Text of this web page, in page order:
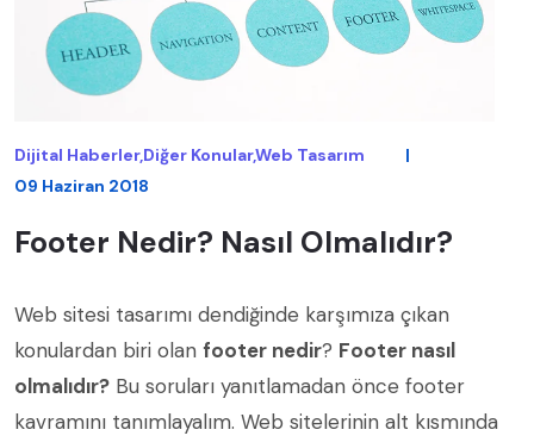
Dijital Haberler,Diğer Konular,Web Tasarım
|
09 Haziran 2018
Footer Nedir? Nasıl Olmalıdır?
Web sitesi tasarımı dendiğinde karşımıza çıkan
konulardan biri olan footer nedir? Footer nasıl
olmalıdır? Bu soruları yanıtlamadan önce footer
kavramını tanımlayalım. Web sitelerinin alt kısmında